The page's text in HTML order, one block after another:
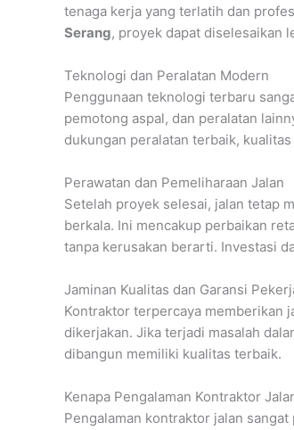
tenaga kerja yang terlatih dan
Serang, proyek dapat diselesaikan
Teknologi dan Peralatan Modern
Penggunaan teknologi terbaru
pemotong aspal, dan peralatan
dukungan peralatan terbaik,
Perawatan dan Pemeliharaan Jalan
Setelah proyek selesai, jalan tetap
berkala. Ini mencakup perbaikan
tanpa kerusakan berarti. Investasi
Jaminan Kualitas dan Garansi
Kontraktor terpercaya memberikan
dikerjakan. Jika terjadi masalah
dibangun memiliki kualitas terbaik.
Kenapa Pengalaman Kontraktor
Pengalaman kontraktor jalan